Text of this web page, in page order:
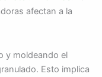
afectan a la
y moldeando el
Esto implica